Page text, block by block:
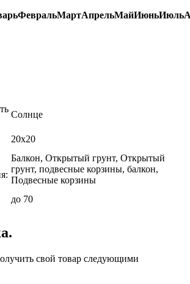
ФевральМартАпрельМайИюньИюль
Солнце
20х20
Балкон, Открытый грунт, Открытый
грунт, подвесные корзины, балкон,
Подвесные корзины
до 70
свой товар следующими